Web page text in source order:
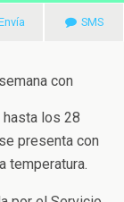
SMS
con
los 28
presenta con
temperatura.